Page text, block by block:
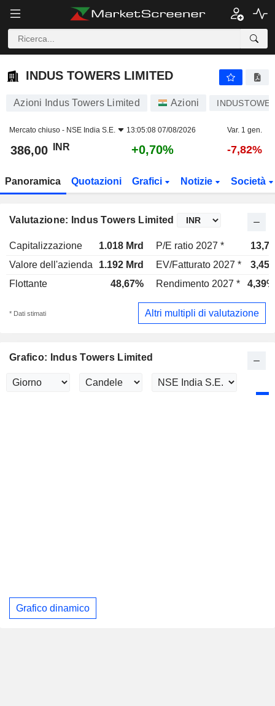
INDUS TOWERS LIMITED
INDUS TOWERS LIMITED
Azioni Indus Towers Limited Azioni
Mercato chiuso - NSE India S.E. 13:05:08 07/08/2026 Var. 1 gen.
386,00 INR +0,70% -7,82%
Panoramica Quotazioni Grafici Notizie Società
Valutazione: Indus Towers Limited
Capitalizzazione 1.018 Mrd P/E ratio 2027 *
13,7x
Valore dell'azienda
1.192 Mrd EV/Fatturato 2027 *
3,45x
Flottante
48,67% Rendimento 2027 * 4,39%
* Dati stimati Altri multipli di valutazione
Grafico: Indus Towers Limited
Grafico dinamico